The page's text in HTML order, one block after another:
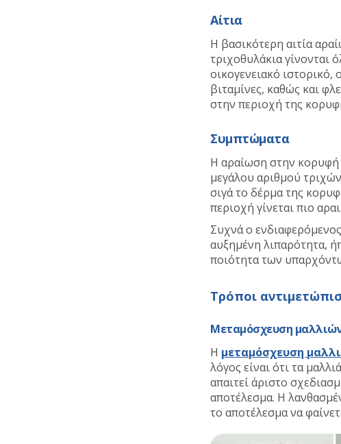
Αίτια
Η βασικότερη αιτία
τριχοθυλάκια γίνονται
οικογενειακό ιστορικό,
βιταμίνες, καθώς και
στην περιοχή της
Συμπτώματα
Η αραίωση στην κορυφή
μεγάλου αριθμού
σιγά το δέρμα της
περιοχή γίνεται πιο
Συχνά ο
αυξημένη λιπαρότητα,
ποιότητα των
Τρόποι
Μεταμόσχευση
Η μεταμόσχευση
λόγος είναι ότι τα
απαιτεί άριστο
αποτέλεσμα. Η
το αποτέλεσμα να